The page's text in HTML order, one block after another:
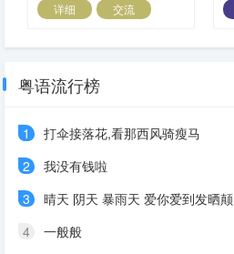
详细
交流
粤语流行榜
1
打伞接落花,看那西风骑瘦马
2
我没有钱啦
3
晴天 阴天 暴雨天 爱你爱到发晒颠
4
一般般